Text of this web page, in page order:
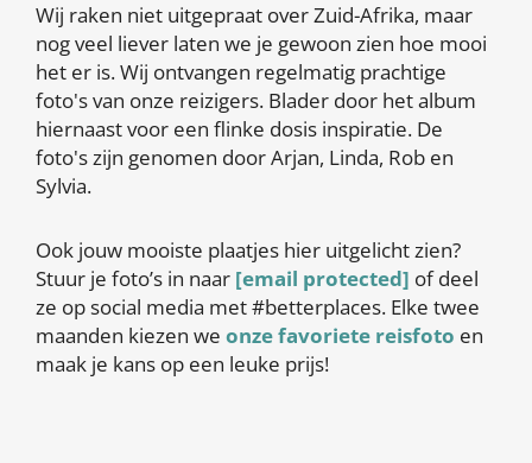
Wij raken niet uitgepraat over Zuid-Afrika, maar
nog veel liever laten we je gewoon zien hoe mooi
het er is. Wij ontvangen regelmatig prachtige
foto's van onze reizigers. Blader door het album
hiernaast voor een flinke dosis inspiratie. De
foto's zijn genomen door Arjan, Linda, Rob en
Sylvia.
Ook jouw mooiste plaatjes hier uitgelicht zien?
Stuur je foto’s in naar [email protected] of deel
ze op social media met #betterplaces. Elke twee
maanden kiezen we onze favoriete reisfoto en
maak je kans op een leuke prijs!